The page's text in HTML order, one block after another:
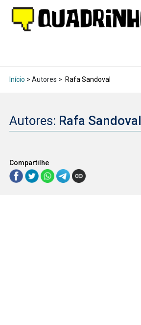
Início > Autores > Rafa Sandoval
Autores: Rafa Sandoval
Compartilhe